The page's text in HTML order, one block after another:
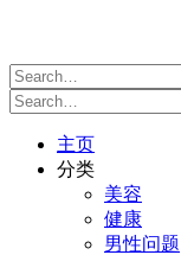
主页
分类
美容
健康
男性问题